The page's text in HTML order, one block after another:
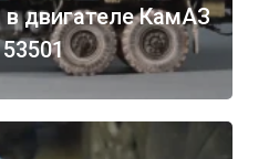
двигателе КамАЗ
53501